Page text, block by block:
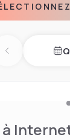
seul lieu
de
Previous day